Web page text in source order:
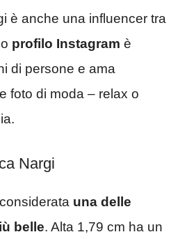
è anche una influencer tra
profilo Instagram è
di persone e ama
foto di moda – relax o
Nargi
una delle
belle. Alta 1,79 cm ha un